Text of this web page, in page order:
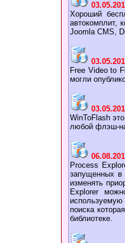
Хороший
автокомплит,
Joomla CMS,
Free Video to
могли
WinToFlash
любой флэш-
Process
запущенных в
изменять
Explorer
поиска
библиотеке.